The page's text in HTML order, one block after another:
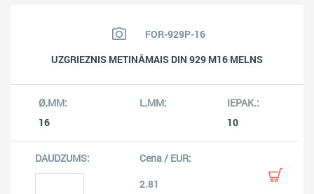
FOR-929P-16
UZGRIEZNIS METINĀMAIS DIN 929 M16 MELNS
16 10
2.81